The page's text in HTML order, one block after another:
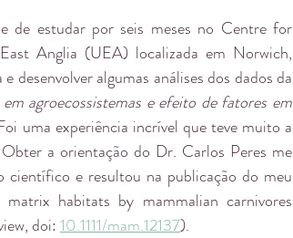
de estudar por seis meses no Centre for
Anglia (UEA) localizada em Norwich,
desenvolver algumas análises dos dados da
agroecossistemas e efeito de fatores em
uma experiência incrível que teve muito a
a orientação do Dr. Carlos Peres me
científico e resultou na publicação do meu
habitats by mammalian carnivores
doi: 10.1111/mam.12137).